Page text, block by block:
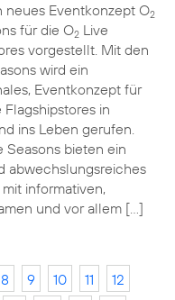
neues Eventkonzept O2
für die O2Live
vorgestellt. Mit den
wird ein
Eventkonzept für
in
ins Leben gerufen.
Seasons bieten ein
abwechslungsreiches
informativen,
und vor allem […]
8 9 10 11
12